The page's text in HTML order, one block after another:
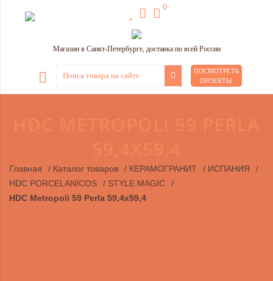
0
Магазин в Санкт-Петербурге, доставка по всей России
ПОСМОТРЕТЬ
ПРОЕКТЫ
Главная / Каталог товаров / КЕРАМОГРАНИТ / ИСПАНИЯ
/
HDC PORCELANICOS
/ STYLE MAGIC
/
HDC Metropoli 59 Perla 59,4x59,4